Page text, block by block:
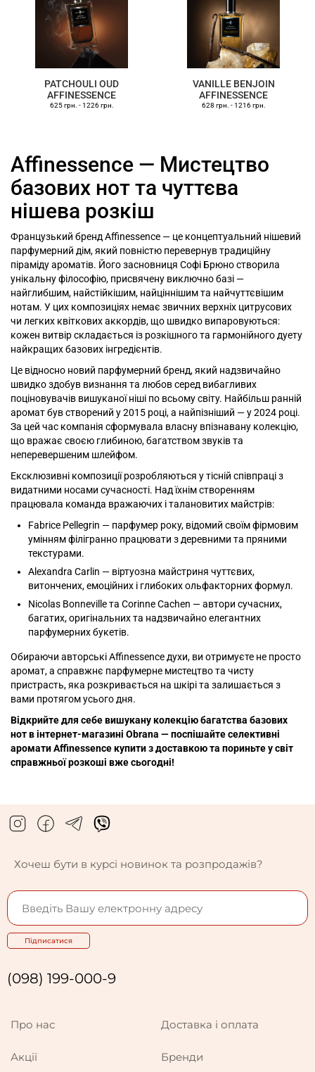
PATCHOULI OUD
AFFINESSENCE
625 грн. -1226 грн.
VANILLE BENJOIN
AFFINESSENCE
628 грн. -1216 грн.
Affinessence — Мистецтво
базових нот та чуттєва
нішева розкіш
Французький бренд Affinessence — це концептуальний нішевий
парфумерний дім, який повністю перевернув традиційну
піраміду ароматів. Його засновниця Софі Брюно створила
унікальну філософію, присвячену виключно базі —
найглибшим, найстійкішим, найціннішим та найчуттєвішим
нотам. У цих композиціях немає звичних верхніх цитрусових
чи легких квіткових аккордів, що швидко випаровуються:
кожен витвір складається із розкішного та гармонійного дуету
найкращих базових інгредієнтів.
Це відносно новий парфумерний бренд, який надзвичайно
швидко здобув визнання та любов серед вибагливих
поціновувачів вишуканої ніші по всьому світу. Найбільш ранній
аромат був створений у 2015 році, а найпізніший — у 2024 році.
За цей час компанія сформувала власну впізнавану колекцію,
що вражає своєю глибиною, багатством звуків та
неперевершеним шлейфом.
Ексклюзивні композиції розробляються у тісній співпраці з
видатними носами сучасності. Над їхнім створенням
працювала команда вражаючих і талановитих майстрів:
Fabrice Pellegrin — парфумер року, відомий своїм фірмовим
умінням філігранно працювати з деревними та пряними
текстурами.
Alexandra Carlin — віртуозна майстриня чуттєвих,
витончених, емоційних і глибоких ольфакторних формул.
Nicolas Bonneville та Corinne Cachen — автори сучасних,
багатих, оригінальних та надзвичайно елегантних
парфумерних букетів.
Обираючи авторські Affinessence духи, ви отримуєте не просто
аромат, а справжнє парфумерне мистецтво та чисту
пристрасть, яка розкривається на шкірі та залишається з
вами протягом усього дня.
Відкрийте для себе вишукану колекцію багатства базових
нот в інтернет-магазині Obrana — поспішайте селективні
аромати Affinessence купити з доставкою та пориньте у світ
справжньої розкоші вже сьогодні!
Хочеш бути в курсі новинок та розпродажів?
Підписатися
(098) 199-000-9
Про нас Доставка і оплата
Акції Бренди